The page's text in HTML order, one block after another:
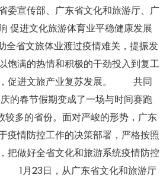
委宣传部、广东省文化和旅游厅、广
促进文化旅游体育业平稳健康发展
全省文旅体业渡过疫情难关，提振发
饱满的热情和积极的干劲投入到复工
，促进文旅产业复苏发展。 共同
春节假期变成了一场与时间赛跑
较多的省份。面对严峻的形势，广东
疫情防控工作的决策部署，严格按照
把做好全省文化和旅游系统疫情防控
1月23日，从广东省文化和旅游厅